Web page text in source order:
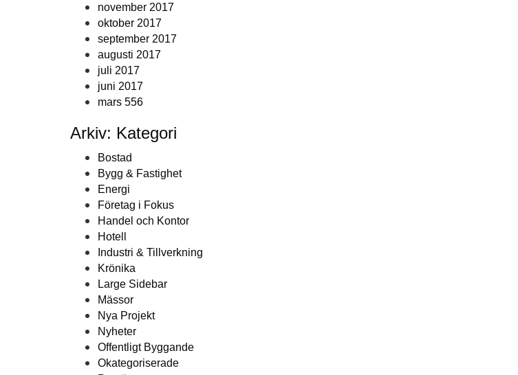
november 2017
oktober 2017
september 2017
augusti 2017
juli 2017
juni 2017
mars 556
Arkiv: Kategori
Bostad
Bygg & Fastighet
Energi
Företag i Fokus
Handel och Kontor
Hotell
Industri & Tillverkning
Krönika
Large Sidebar
Mässor
Nya Projekt
Nyheter
Offentligt Byggande
Okategoriserade